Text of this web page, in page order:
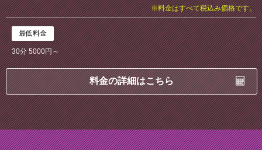
※料金はすべて税込み価格です。
最低料金
30分 5000円～
料金の詳細はこちら